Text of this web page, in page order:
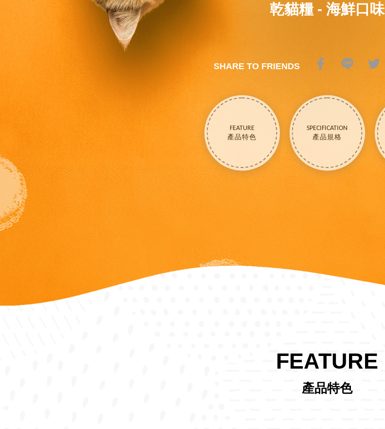
乾貓糧 - 海鮮口味
SHARE TO FRIENDS
FEATURE
產品特色
SPECIFICATION
產品規格
FEATURE
產品特色